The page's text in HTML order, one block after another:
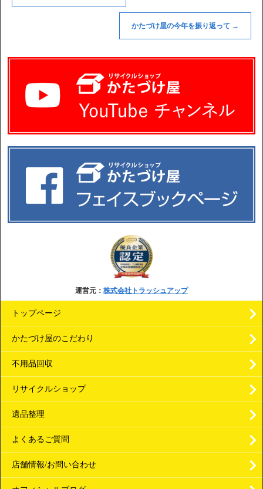
かたづけ屋の今年を振り返って →
運営元： 株式会社トラッシュアップ
トップページ
かたづけ屋のこだわり
不用品回収
リサイクルショップ
遺品整理
よくあるご質問
店舗情報/お問い合わせ